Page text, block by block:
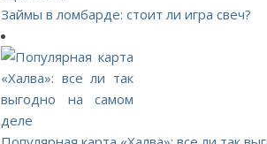
Займы в ломбарде: стоит ли игра свеч?